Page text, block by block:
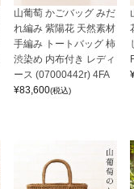
山葡萄 かごバッグ みだ
れ編み 紫陽花 天然素材
手編み トートバッグ 柿
渋染め 内布付き レディ
ース (07000442r) 4FA
¥83,600(税込)